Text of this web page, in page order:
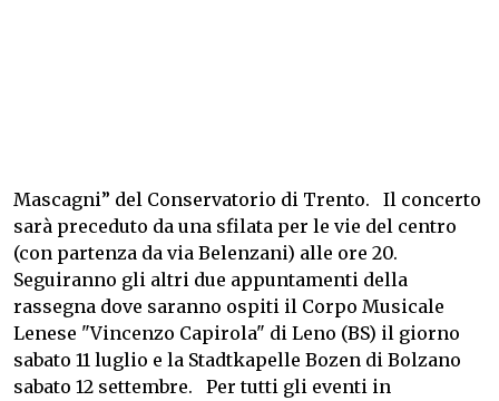
Mascagni” del Conservatorio di Trento. Il concerto
sarà preceduto da una sfilata per le vie del centro
(con partenza da via Belenzani) alle ore 20.
Seguiranno gli altri due appuntamenti della
rassegna dove saranno ospiti il Corpo Musicale
Lenese "Vincenzo Capirola" di Leno (BS) il giorno
sabato 11 luglio e la Stadtkapelle Bozen di Bolzano
sabato 12 settembre. Per tutti gli eventi in